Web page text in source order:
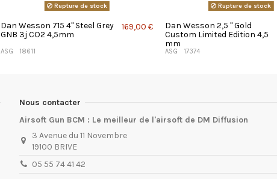
Rupture de stock
Dan Wesson 715 4'' Steel Grey
GNB 3j CO2 4,5mm
ASG 18611
169,00 €
Rupture de stock
Dan Wesson 2,5 '' Gold
Custom Limited Edition 4,5
mm
ASG 17374
Nous contacter
Airsoft Gun BCM : Le meilleur de l'airsoft de DM Diffusion
3 Avenue du 11 Novembre
19100 BRIVE
05 55 74 41 42